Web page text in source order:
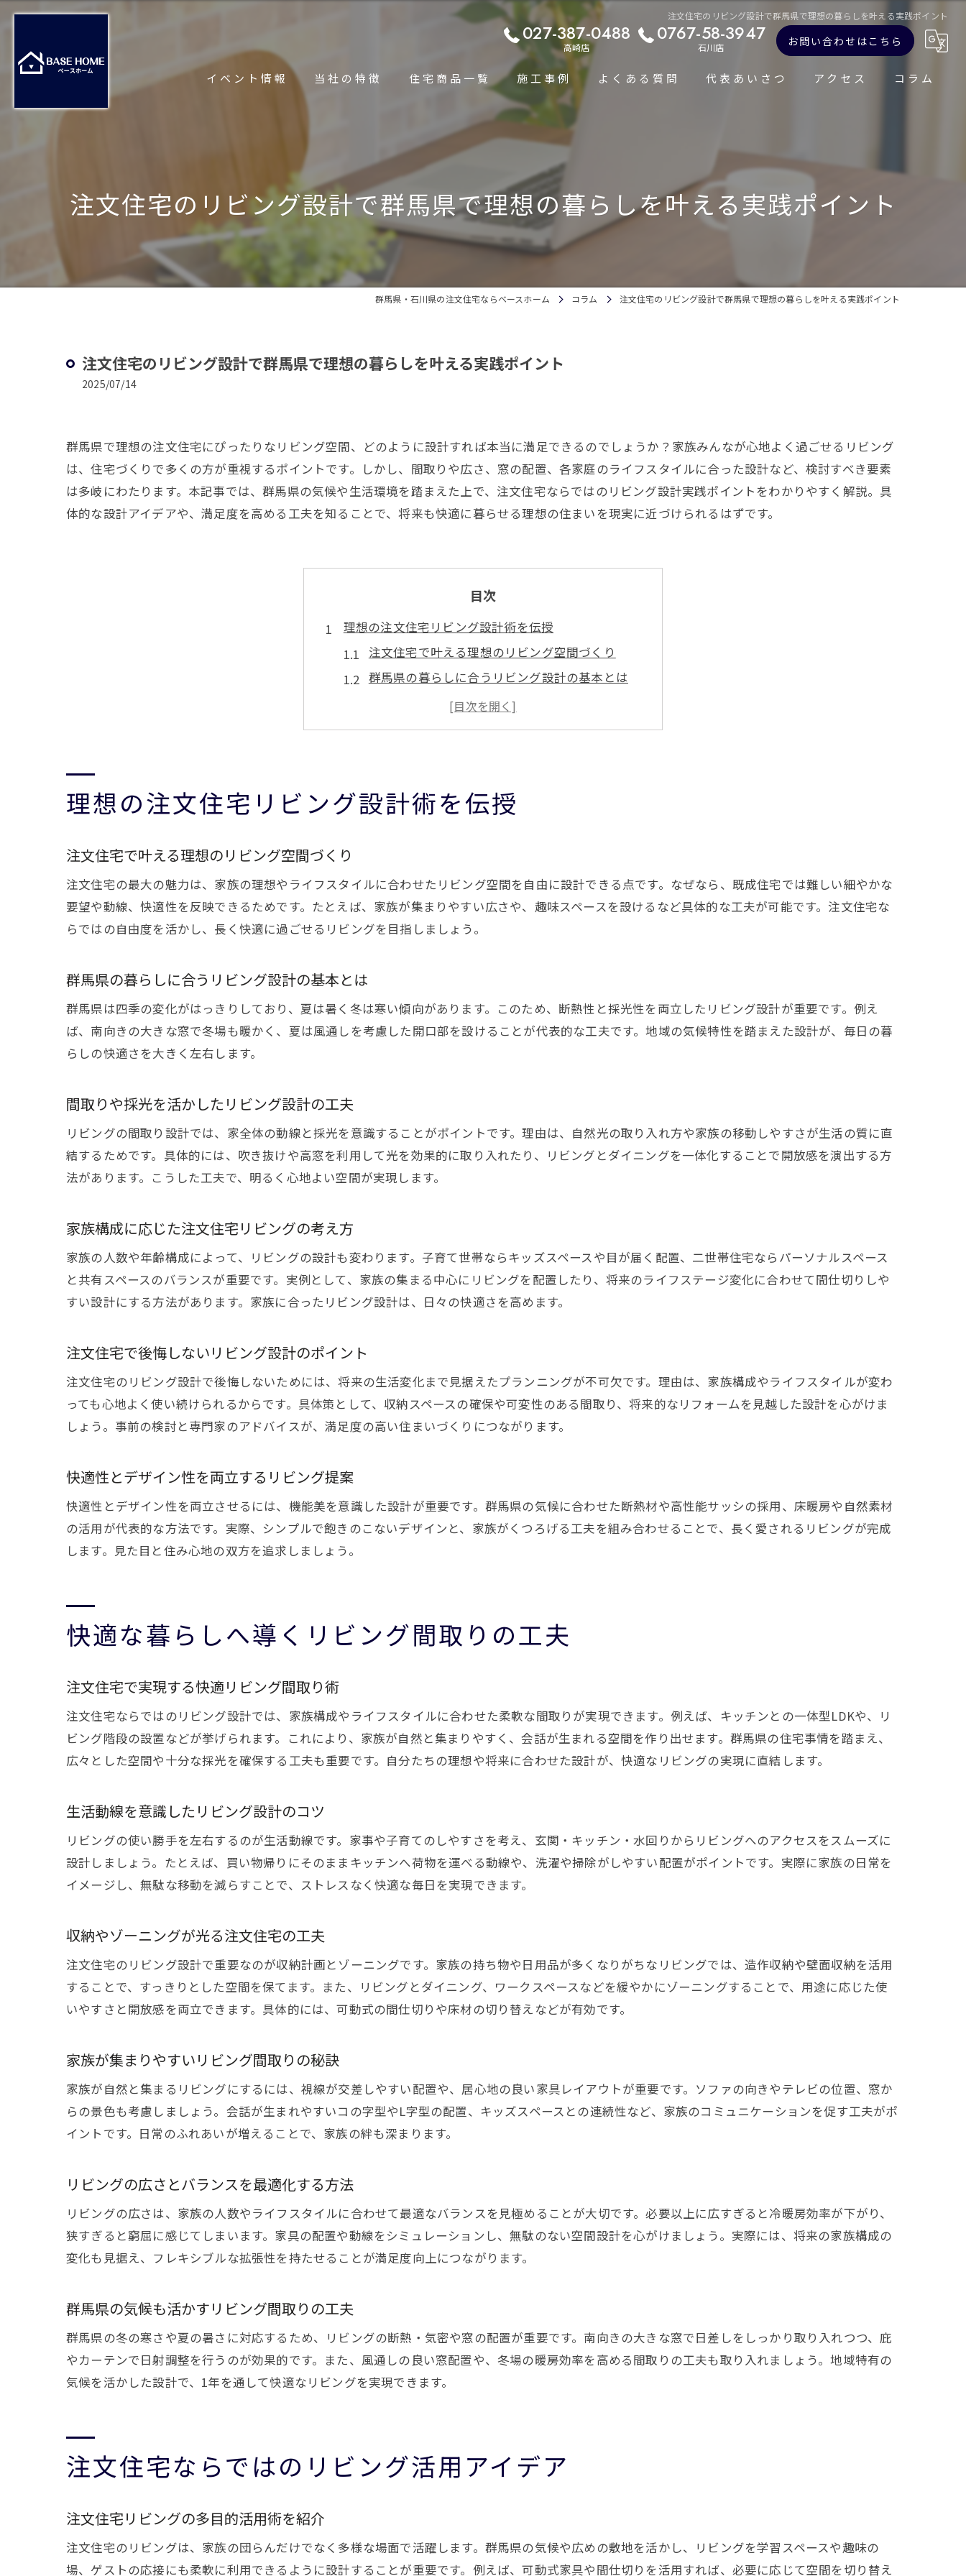
注文住宅のリビング設計で群馬県で理想の暮らしを叶える実践ポイント
027-387-0488
高崎店
0767-58-3947
石川店 お問い合わせはこちら
イベント情報 当社の特徴
耐震
高性能
住宅商品一覧
平屋住宅専門ページ
規格住宅プラン
単身者・小家族向け規格住宅
施工事例 よくある質問 代表あいさつ アクセス コラム
注文住宅のリビング設計で群馬県で理想の暮らしを叶える実践ポイント
群馬県・石川県の注文住宅ならベースホーム コラム 注文住宅のリビング設計で群馬県で理想の暮らしを叶える実践ポイント
注文住宅のリビング設計で群馬県で理想の暮らしを叶える実践ポイント
2025/07/14
群馬県で理想の注文住宅にぴったりなリビング空間、どのように設計すれば本当に満足できるのでしょうか？家族みんなが心地よく過ごせるリビング
は、住宅づくりで多くの方が重視するポイントです。しかし、間取りや広さ、窓の配置、各家庭のライフスタイルに合った設計など、検討すべき要素
は多岐にわたります。本記事では、群馬県の気候や生活環境を踏まえた上で、注文住宅ならではのリビング設計実践ポイントをわかりやすく解説。具
体的な設計アイデアや、満足度を高める工夫を知ることで、将来も快適に暮らせる理想の住まいを現実に近づけられるはずです。
目次
理想の注文住宅リビング設計術を伝授
注文住宅で叶える理想のリビング空間づくり
群馬県の暮らしに合うリビング設計の基本とは
間取りや採光を活かしたリビング設計の工夫
家族構成に応じた注文住宅リビングの考え方
快適な暮らしへ導くリビング間取りの工夫
収納やゾーニングが光る注文住宅の工夫
家族が集まりやすいリビング間取りの秘訣
リビングの広さとバランスを最適化する方法
注文住宅ならではのリビング活用アイデア
注文住宅リビングの多目的活用術を紹介
趣味や学習に活かせる自由なリビング設計
将来を見据えた柔軟なリビング設計ポイント
家族が集うリビング空間の作り方を解説
注文住宅で実現する家族団らんリビングの工夫
光と風を取り込む快適リビング作りのアイデア
動線計画で家族が集まりやすい空間を演出
将来の変化も考慮したリビング設計のポイント
群馬県の風土を活かした窓配置と採光の工夫
夏涼しく冬暖かいリビング空間のつくり方
自然エネルギーを取り入れるリビングアイデア
ライフスタイル別リビング設計のヒント集
注文住宅で叶える多様なリビングスタイル提案
将来を見据えた柔軟なリビングの考え方
注文住宅で実現した快適リビング実例集
暮らしやすさを考えたリビング設計の成功例
こだわりが光るオリジナルリビング空間紹介
実例から学ぶ満足度の高いリビングづくり
満足度が高まるリビングづくりの秘訣まとめ
注文住宅で後悔しないリビング設計の極意
ライフスタイル別リビング設計のチェックリスト
プロが薦める注文住宅リビング設計の工夫集
理想のリビング空間を叶える実践ヒント集
理想の注文住宅リビング設計術を伝授
注文住宅で叶える理想のリビング空間づくり
注文住宅の最大の魅力は、家族の理想やライフスタイルに合わせたリビング空間を自由に設計できる点です。なぜなら、既成住宅では難しい細やかな
要望や動線、快適性を反映できるためです。たとえば、家族が集まりやすい広さや、趣味スペースを設けるなど具体的な工夫が可能です。注文住宅な
らではの自由度を活かし、長く快適に過ごせるリビングを目指しましょう。
群馬県の暮らしに合うリビング設計の基本とは
群馬県は四季の変化がはっきりしており、夏は暑く冬は寒い傾向があります。このため、断熱性と採光性を両立したリビング設計が重要です。例え
ば、南向きの大きな窓で冬場も暖かく、夏は風通しを考慮した開口部を設けることが代表的な工夫です。地域の気候特性を踏まえた設計が、毎日の暮
らしの快適さを大きく左右します。
間取りや採光を活かしたリビング設計の工夫
リビングの間取り設計では、家全体の動線と採光を意識することがポイントです。理由は、自然光の取り入れ方や家族の移動しやすさが生活の質に直
結するためです。具体的には、吹き抜けや高窓を利用して光を効果的に取り入れたり、リビングとダイニングを一体化することで開放感を演出する方
法があります。こうした工夫で、明るく心地よい空間が実現します。
家族構成に応じた注文住宅リビングの考え方
家族の人数や年齢構成によって、リビングの設計も変わります。子育て世帯ならキッズスペースや目が届く配置、二世帯住宅ならパーソナルスペース
と共有スペースのバランスが重要です。実例として、家族の集まる中心にリビングを配置したり、将来のライフステージ変化に合わせて間仕切りしや
すい設計にする方法があります。家族に合ったリビング設計は、日々の快適さを高めます。
注文住宅で後悔しないリビング設計のポイント
注文住宅のリビング設計で後悔しないためには、将来の生活変化まで見据えたプランニングが不可欠です。理由は、家族構成やライフスタイルが変わ
っても心地よく使い続けられるからです。具体策として、収納スペースの確保や可変性のある間取り、将来的なリフォームを見越した設計を心がけま
しょう。事前の検討と専門家のアドバイスが、満足度の高い住まいづくりにつながります。
快適性とデザイン性を両立するリビング提案
快適性とデザイン性を両立させるには、機能美を意識した設計が重要です。群馬県の気候に合わせた断熱材や高性能サッシの採用、床暖房や自然素材
の活用が代表的な方法です。実際、シンプルで飽きのこないデザインと、家族がくつろげる工夫を組み合わせることで、長く愛されるリビングが完成
します。見た目と住み心地の双方を追求しましょう。
快適な暮らしへ導くリビング間取りの工夫
注文住宅で実現する快適リビング間取り術
注文住宅ならではのリビング設計では、家族構成やライフスタイルに合わせた柔軟な間取りが実現できます。例えば、キッチンとの一体型LDKや、リ
ビング階段の設置などが挙げられます。これにより、家族が自然と集まりやすく、会話が生まれる空間を作り出せます。群馬県の住宅事情を踏まえ、
広々とした空間や十分な採光を確保する工夫も重要です。自分たちの理想や将来に合わせた設計が、快適なリビングの実現に直結します。
生活動線を意識したリビング設計のコツ
リビングの使い勝手を左右するのが生活動線です。家事や子育てのしやすさを考え、玄関・キッチン・水回りからリビングへのアクセスをスムーズに
設計しましょう。たとえば、買い物帰りにそのままキッチンへ荷物を運べる動線や、洗濯や掃除がしやすい配置がポイントです。実際に家族の日常を
イメージし、無駄な移動を減らすことで、ストレスなく快適な毎日を実現できます。
収納やゾーニングが光る注文住宅の工夫
注文住宅のリビング設計で重要なのが収納計画とゾーニングです。家族の持ち物や日用品が多くなりがちなリビングでは、造作収納や壁面収納を活用
することで、すっきりとした空間を保てます。また、リビングとダイニング、ワークスペースなどを緩やかにゾーニングすることで、用途に応じた使
いやすさと開放感を両立できます。具体的には、可動式の間仕切りや床材の切り替えなどが有効です。
家族が集まりやすいリビング間取りの秘訣
家族が自然と集まるリビングにするには、視線が交差しやすい配置や、居心地の良い家具レイアウトが重要です。ソファの向きやテレビの位置、窓か
らの景色も考慮しましょう。会話が生まれやすいコの字型やL字型の配置、キッズスペースとの連続性など、家族のコミュニケーションを促す工夫がポ
イントです。日常のふれあいが増えることで、家族の絆も深まります。
リビングの広さとバランスを最適化する方法
リビングの広さは、家族の人数やライフスタイルに合わせて最適なバランスを見極めることが大切です。必要以上に広すぎると冷暖房効率が下がり、
狭すぎると窮屈に感じてしまいます。家具の配置や動線をシミュレーションし、無駄のない空間設計を心がけましょう。実際には、将来の家族構成の
変化も見据え、フレキシブルな拡張性を持たせることが満足度向上につながります。
群馬県の気候も活かすリビング間取りの工夫
群馬県の冬の寒さや夏の暑さに対応するため、リビングの断熱・気密や窓の配置が重要です。南向きの大きな窓で日差しをしっかり取り入れつつ、庇
やカーテンで日射調整を行うのが効果的です。また、風通しの良い窓配置や、冬場の暖房効率を高める間取りの工夫も取り入れましょう。地域特有の
気候を活かした設計で、1年を通して快適なリビングを実現できます。
注文住宅ならではのリビング活用アイデア
注文住宅リビングの多目的活用術を紹介
注文住宅のリビングは、家族の団らんだけでなく多様な場面で活躍します。群馬県の気候や広めの敷地を活かし、リビングを学習スペースや趣味の
場、ゲストの応接にも柔軟に利用できるように設計することが重要です。例えば、可動式家具や間仕切りを活用すれば、必要に応じて空間を切り替え